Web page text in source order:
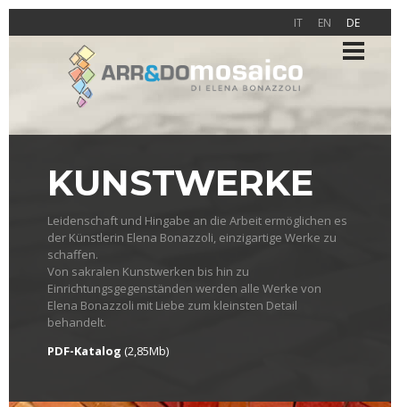
IT EN DE
KUNSTWERKE
Leidenschaft und Hingabe an die Arbeit ermöglichen es
der Künstlerin Elena Bonazzoli, einzigartige Werke zu
schaffen.
Von sakralen Kunstwerken bis hin zu
Einrichtungsgegenständen werden alle Werke von
Elena Bonazzoli mit Liebe zum kleinsten Detail
behandelt.
PDF-Katalog (2,85Mb)